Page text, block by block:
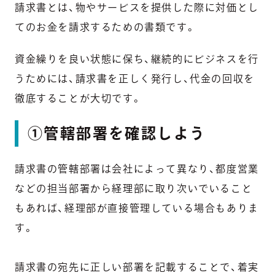
請求書とは、物やサービスを提供した際に対価とし
てのお金を請求するための書類です。
資金繰りを良い状態に保ち、継続的にビジネスを行
うためには、請求書を正しく発行し、代金の回収を
徹底することが大切です。
①管轄部署を確認しよう
請求書の管轄部署は会社によって異なり、都度営業
などの担当部署から経理部に取り次いでいること
もあれば、経理部が直接管理している場合もありま
す。
請求書の宛先に正しい部署を記載することで、着実